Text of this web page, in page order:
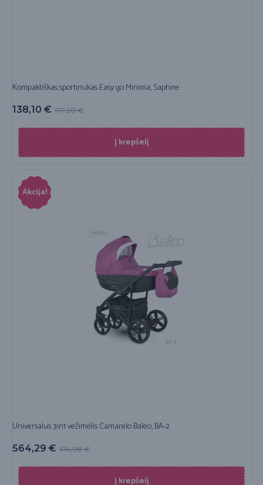
Kompaktiškas sportinukas Easy go Minima, Saphire
177,20€
138,10 €
Į krepšelį
Akcija!
Universalus 3in1 vežimėlis Camarelo Baleo, BA-2
614,08€
564,29 €
Į krepšelį